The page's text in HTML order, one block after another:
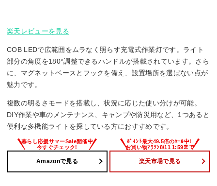
楽天レビューを見る
COB LEDで広範囲をムラなく照らす充電式作業灯です。ライト
部分の角度を180°調整できるハンドルが搭載されています。さら
に、マグネットベースとフックを備え、設置場所を選ばない点が
魅力です。
複数の明るさモードを搭載し、状況に応じた使い分けが可能。
DIY作業や車のメンテナンス、キャンプや防災用など、1つあると
便利な多機能ライトを探している方におすすめです。
Amazonで見る 楽天市場で見る